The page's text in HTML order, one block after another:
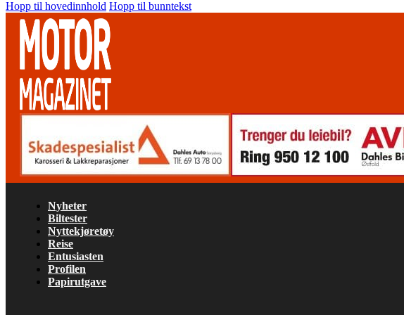
Hopp til hovedinnhold Hopp til bunntekst
Nyheter
Biltester
Nyttekjøretøy
Reise
Entusiasten
Profilen
Papirutgave